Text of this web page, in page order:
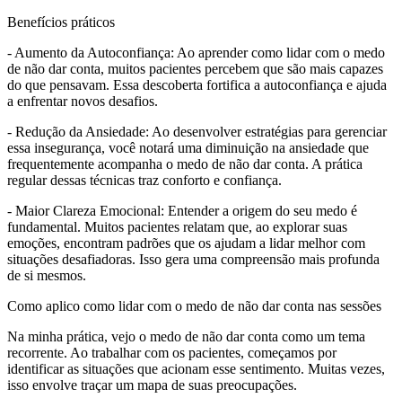
Benefícios práticos
- Aumento da Autoconfiança: Ao aprender como lidar com o medo
de não dar conta, muitos pacientes percebem que são mais capazes
do que pensavam. Essa descoberta fortifica a autoconfiança e ajuda
a enfrentar novos desafios.
- Redução da Ansiedade: Ao desenvolver estratégias para gerenciar
essa insegurança, você notará uma diminuição na ansiedade que
frequentemente acompanha o medo de não dar conta. A prática
regular dessas técnicas traz conforto e confiança.
- Maior Clareza Emocional: Entender a origem do seu medo é
fundamental. Muitos pacientes relatam que, ao explorar suas
emoções, encontram padrões que os ajudam a lidar melhor com
situações desafiadoras. Isso gera uma compreensão mais profunda
de si mesmos.
Como aplico como lidar com o medo de não dar conta nas sessões
Na minha prática, vejo o medo de não dar conta como um tema
recorrente. Ao trabalhar com os pacientes, começamos por
identificar as situações que acionam esse sentimento. Muitas vezes,
isso envolve traçar um mapa de suas preocupações.